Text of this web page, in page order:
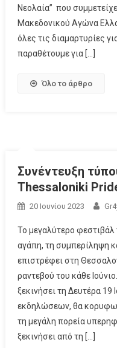
Νεολαία” που
Μακεδονικού Αγώνα
όλες τις διαμαρτυρίες
παραθέτουμε για […]
Όλο το άρθρο
Συνέντευξη
Thessaloniki
20 Ιουνίου 2023
Το μεγαλύτερο φεστιβάλ
αγάπη, τη συμπερίληψη
επιστρέφει στη
ραντεβού του κάθε
ξεκινήσει τη Δευτέρα 19
εκδηλώσεων, θα
τη μεγάλη πορεία
ξεκινήσει από τη […]